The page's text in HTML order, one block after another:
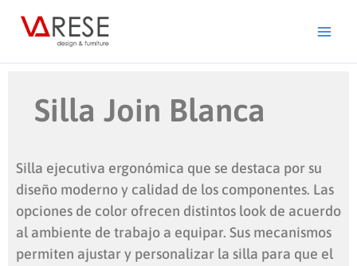
Silla Join Blanca
Silla ejecutiva ergonómica que se destaca por su
diseño moderno y calidad de los componentes. Las
opciones de color ofrecen distintos look de acuerdo
al ambiente de trabajo a equipar. Sus mecanismos
permiten ajustar y personalizar la silla para que el